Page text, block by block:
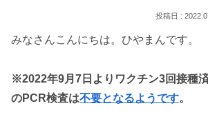
みなさんこんにちは。ひやまんです。
※2022年9月7日よりワクチン3回接種
のPCR検査は不要となるようです。